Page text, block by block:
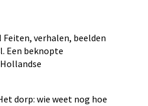
Feiten, verhalen, beelden
Een beknopte
dorp: wie weet nog hoe